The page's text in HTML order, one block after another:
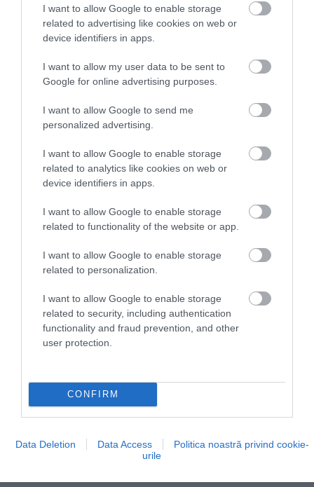
I want to allow Google to enable storage
related to advertising like cookies on web or
device identifiers in apps.
I want to allow my user data to be sent to
Google for online advertising purposes.
I want to allow Google to send me
personalized advertising.
I want to allow Google to enable storage
related to analytics like cookies on web or
device identifiers in apps.
I want to allow Google to enable storage
related to functionality of the website or app.
I want to allow Google to enable storage
related to personalization.
I want to allow Google to enable storage
related to security, including authentication
functionality and fraud prevention, and other
user protection.
CONFIRM
Data Deletion Data Access
Politica noastră privind cookie-
urile
pregătire, unde pasagerii își pot organiza mai ușor
lucrurile înainte de verificare. Au fost instalate și
este sprijinită de un design ergonomic și de un
sistem automat de returnare a tăvilor. În total, opt
astfel de unități au fost puse în funcțiune, cu scopul
de a grăbi trecerea prin controlul de securitate.
Interesant!Cel mai aglomerat aeroport
internațional din lume se va închide definitiv:
a fost deschis în 1960